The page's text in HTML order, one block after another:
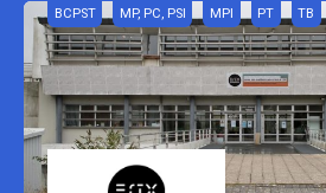
BCPST MP, PC, PSI MPI PT TB